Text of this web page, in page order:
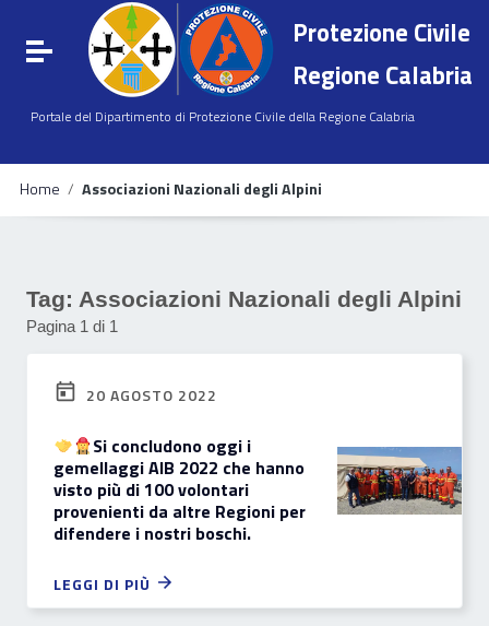
Vai ai contenuti
Vai al menu di navigazione
Vai al footer
Attiva / disattiva la navigazione
Protezione Civile
Regione Calabria
Portale del Dipartimento di Protezione Civile della Regione Calabria
Home / Associazioni Nazionali degli Alpini
Tag: Associazioni Nazionali degli Alpini
Pagina 1 di 1
20 AGOSTO 2022
Si concludono oggi i
gemellaggi AIB 2022 che hanno
visto più di 100 volontari
provenienti da altre Regioni per
difendere i nostri boschi.
LEGGI DI PIÙ